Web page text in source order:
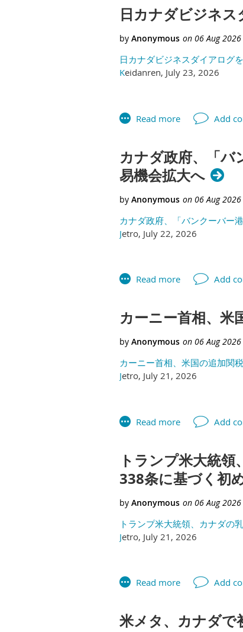
日カナダビジネ
日カナダビジネスダイアログ
Keidanren, July 23, 2026
カナダ政府、「バ
易機会拡大へ
カナダ政府、「バンクーバー
Jetro, July 22, 2026
カーニー首相、米
カーニー首相、米国の追加関
Jetro, July 21, 2026
トランプ米大統領
338条に基づく初
トランプ米大統領、カナダの
Jetro, July 21, 2026
米メタ、カナダで